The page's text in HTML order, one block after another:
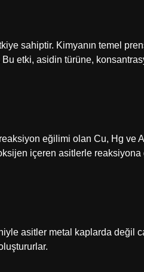
sahiptir. Kimyanın temel
etki, asidin türüne,
eğilimi olan Cu, Hg ve
içeren asitlerle reaksiyona
asitler metal kaplarda değil